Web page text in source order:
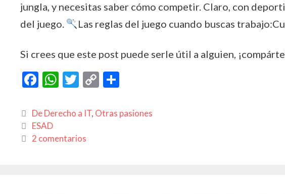
jungla, y necesitas saber cómo competir. Claro, con
del juego.
Las reglas del juego cuando buscas
Si crees que este post puede serle útil a alguien,
F
e
b
o
W
at
A
T
itt
C
p
m
Categorías
De Derecho a IT, Otras pasiones
Etiquetas
ESAD
2 comentarios